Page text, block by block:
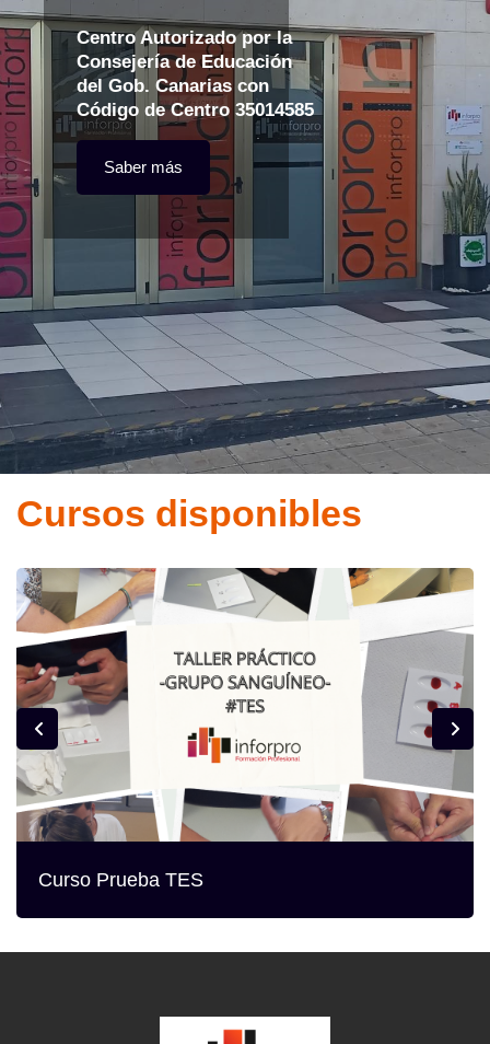
Centro Autorizado por la
Consejería de Educación
del Gob. Canarias con
Código de Centro 35014585
Saber más
Cursos disponibles
Curso Prueba TES